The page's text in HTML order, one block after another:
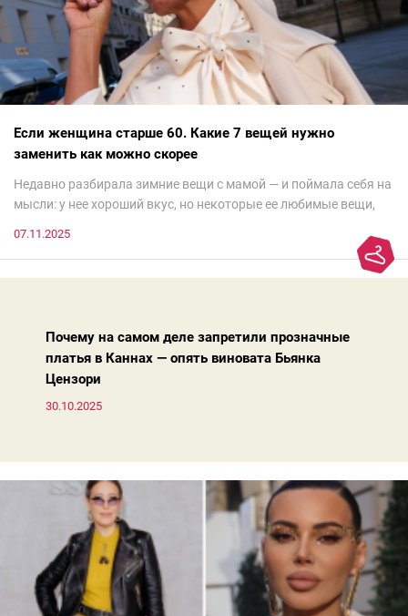
Если женщина старше 60. Какие 7 вещей нужно
заменить как можно скорее
Недавно разбирала зимние вещи с мамой — и поймала себя на
мысли: у нее хороший вкус, но некоторые ее любимые вещи,
моды. Вовсе нет.Проблема в том, что сама мода сделала шаг
07.11.2025
Почему на самом деле запретили прозначные
платья в Каннах — опять виновата Бьянка
Цензори
30.10.2025